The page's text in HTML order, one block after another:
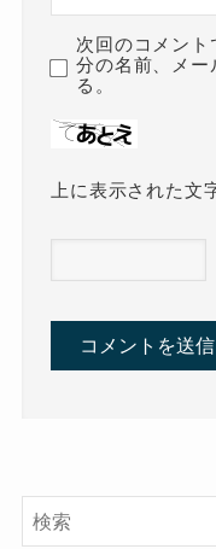
次回のコメント
分の名前、メー
る。
上に表示された文